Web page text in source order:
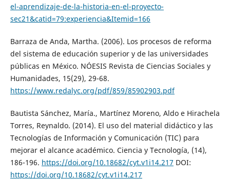
el-aprendizaje-de-la-historia-en-el-proyecto-
sec21&catid=79:experiencia&Itemid=166
Barraza de Anda, Martha. (2006). Los procesos de reforma
del sistema de educación superior y de las universidades
públicas en México. NÓESIS Revista de Ciencias Sociales y
Humanidades, 15(29), 29-68.
https://www.redalyc.org/pdf/859/85902903.pdf
Bautista Sánchez, María., Martínez Moreno, Aldo e Hirachela
Torres, Reynaldo. (2014). El uso del material didáctico y las
Tecnologías de Información y Comunicación (TIC) para
mejorar el alcance académico. Ciencia y Tecnología, (14),
186-196. https://doi.org/10.18682/cyt.v1i14.217 DOI:
https://doi.org/10.18682/cyt.v1i14.217